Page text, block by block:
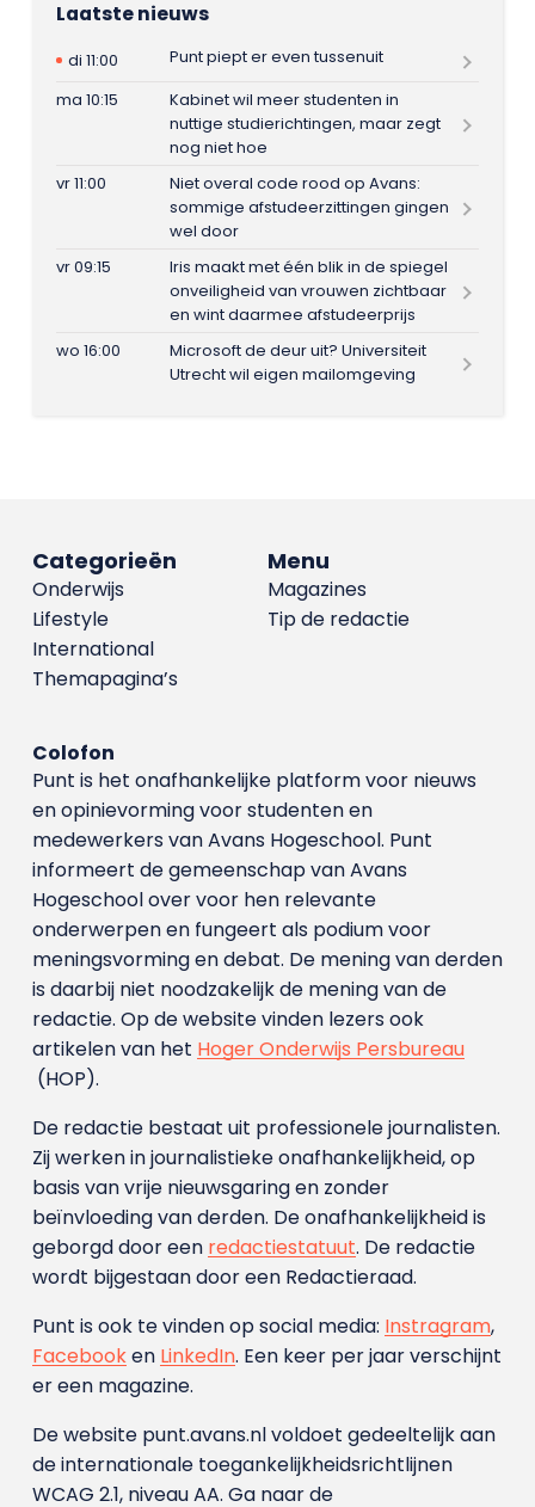
Laatste nieuws
di 11:00
Punt piept er even tussenuit
ma 10:15
Kabinet wil meer studenten in
nuttige studierichtingen, maar zegt
nog niet hoe
vr 11:00
Niet overal code rood op Avans:
sommige afstudeerzittingen gingen
wel door
vr 09:15
Iris maakt met één blik in de spiegel
onveiligheid van vrouwen zichtbaar
en wint daarmee afstudeerprijs
wo 16:00
Microsoft de deur uit? Universiteit
Utrecht wil eigen mailomgeving
Menu
Magazines
Tip de redactie
Categorieën
Onderwijs
Lifestyle
International
Themapagina’s
Colofon
Punt is het onafhankelijke platform voor nieuws
en opinievorming voor studenten en
medewerkers van Avans Hoge­school. Punt
informeert de gemeenschap van Avans
Hogeschool over voor hen relevante
onderwerpen en fungeert als podium voor
meningsvorming en debat. De mening van derden
is daarbij niet noodzakelijk de mening van de
redactie. Op de website vinden lezers ook
artikelen van het Hoger Onderwijs Persbureau
(HOP).
De redactie bestaat uit professionele journalisten.
Zij werken in journalistieke onafhankelijkheid, op
basis van vrije nieuwsgaring en zonder
beïnvloeding van derden. De onafhankelijkheid is
geborgd door een redactiestatuut. De redactie
wordt bijgestaan door een Redactieraad.
Punt is ook te vinden op social media: Instragram,
Facebooken LinkedIn. Een keer per jaar verschijnt
er een magazine.
De website punt.avans.nl voldoet gedeeltelijk aan
de internationale toegankelijkheidsrichtlijnen
WCAG 2.1, niveau AA. Ga naar de